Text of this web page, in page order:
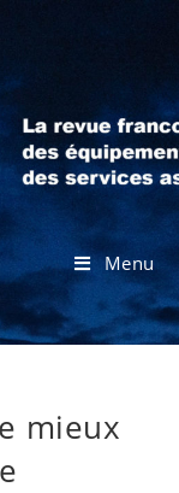
Menu
mieux